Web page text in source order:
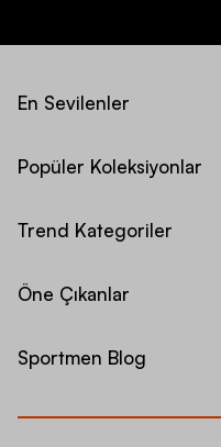
En Sevilenler
Popüler Koleksiyonlar
Trend Kategoriler
Öne Çıkanlar
Sportmen Blog